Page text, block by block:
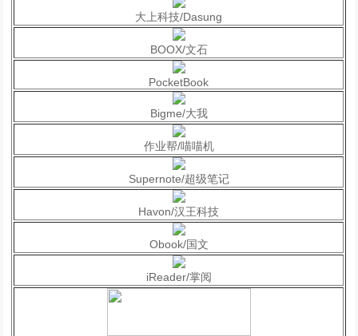
大上科技/Dasung
BOOX/文石
PocketBook
Bigme/大我
作业帮/喵喵机
Supernote/超级笔记
Havon/汉王科技
Obook/国文
iReader/掌阅